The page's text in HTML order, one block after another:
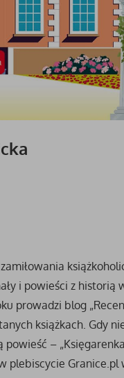
i powieści z historią
prowadzi blog
książkach. Gdy
– „Księgarenka
plebiscycie